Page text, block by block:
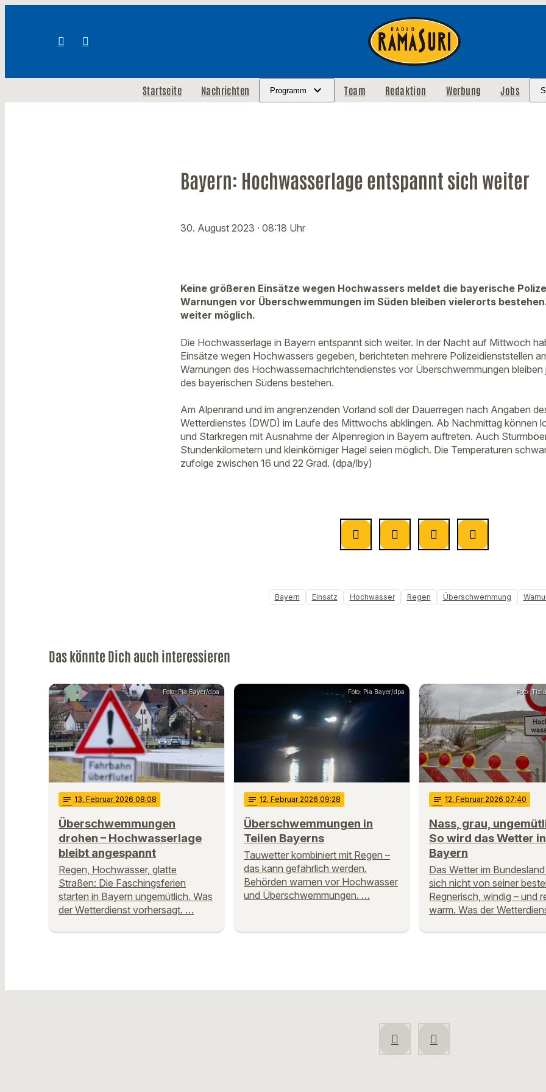
Startseite Nachrichten Programm Team Redaktion Werbung Jobs
Bayern: Hochwasserlage entspannt sich weiter
30. August 2023 · 08:18 Uhr
Keine größeren Einsätze wegen Hochwassers meldet die bayerische
Warnungen vor Überschwemmungen im Süden bleiben vielerorts
weiter möglich.
Die Hochwasserlage in Bayern entspannt sich weiter. In der Nacht auf Mittwoch
Einsätze wegen Hochwassers gegeben, berichteten mehrere Polizeidienststellen
Warnungen des Hochwassernachrichtendienstes vor Überschwemmungen
des bayerischen Südens bestehen.
Am Alpenrand und im angrenzenden Vorland soll der Dauerregen nach Angaben
Wetterdienstes (DWD) im Laufe des Mittwochs abklingen. Ab Nachmittag können
und Starkregen mit Ausnahme der Alpenregion in Bayern auftreten. Auch
Stundenkilometern und kleinkörniger Hagel seien möglich. Die Temperaturen
zufolge zwischen 16 und 22 Grad. (dpa/lby)
Bayern Einsatz Hochwasser Regen Überschwemmung
Das könnte Dich auch interessieren
Foto: Pia Bayer/dpa
notes 13. Februar 2026 08:08
Überschwemmungen
drohen – Hochwasserlage
bleibt angespannt
Regen, Hochwasser, glatte
Straßen: Die Faschingsferien
starten in Bayern ungemütlich. Was
der Wetterdienst vorhersagt. …
Foto: Pia Bayer/dpa
notes 12. Februar 2026 09:28
Überschwemmungen in
Teilen Bayerns
Tauwetter kombiniert mit Regen –
das kann gefährlich werden.
Behörden warnen vor Hochwasser
und Überschwemmungen. …
Foto:
notes 12. Februar 2026 07:40
Nass, grau,
So wird das Wetter in
Bayern
Das Wetter im
sich nicht von seiner
Regnerisch, windig – und
warm. Was der